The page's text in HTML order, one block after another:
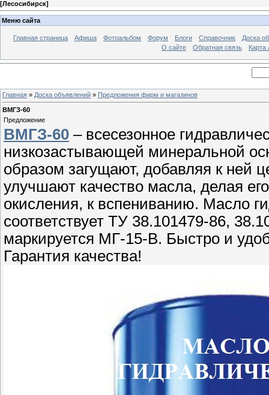
[Лесосибирск]
Меню сайта
Главная страница Афиша Фотоальбом Форум Блоги Справочник
Доска
О сайте
Обратная связь Карта
Главная » Доска объявлений » Предложения фирм и магазинов
ВМГЗ-60
Предложение
ВМГЗ-60 – всесезонное
низкозастывающей минеральной
образом загущают, добавляя к ней
улучшают качество масла, делая
окисления, к вспениванию. Масло
соответствует ТУ 38.101479-86,
маркируется МГ-15-В. Быстро и
Гарантия качества!